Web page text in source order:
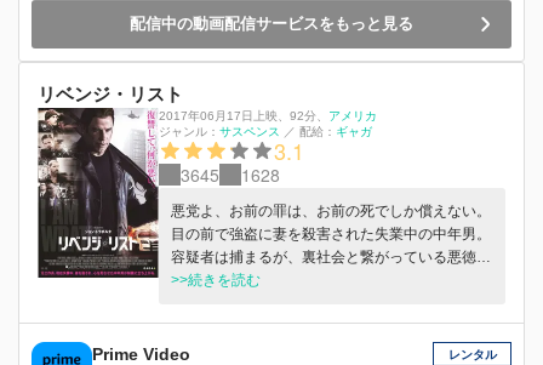
配信中の動画配信サービスをもっと見る
リベンジ・リスト
2017年06月17日上映 92分
アメリカ
ジャンル： サスペンス ／ 配給： ギャガ
3.1
3645 1628
悪党よ、お前の罪は、お前の死でしか償えない。
目の前で強盗に妻を殺害された失業中の中年男。
容疑者は捕まるが、裏社会と繋がっている悪徳警
官によって釈放され、事件は闇に葬られる。理不
りが、捨てたはずの過去を呼び覚ます。善良な市
民として暮らす男は、かつて、数々の殺しを請け
>>続きを読む
Prime Video
レンタル